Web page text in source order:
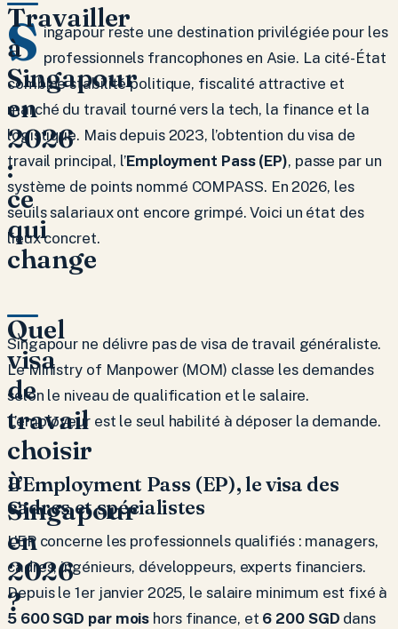
Travailler
à
Singapour
en
2026
:
ce
qui
change
S ingapour reste une destination privilégiée pour les
professionnels francophones en Asie. La cité-État
combine stabilité politique, fiscalité attractive et
marché du travail tourné vers la tech, la finance et la
logistique. Mais depuis 2023, l’obtention du visa de
travail principal, l’Employment Pass (EP), passe par un
système de points nommé COMPASS. En 2026, les
seuils salariaux ont encore grimpé. Voici un état des
lieux concret.
Quel
visa
de
travail
choisir
à
Singapour
en
2026
?
Singapour ne délivre pas de visa de travail généraliste.
Le Ministry of Manpower (MOM) classe les demandes
selon le niveau de qualification et le salaire.
L’employeur est le seul habilité à déposer la demande.
L’Employment Pass (EP), le visa des
cadres et spécialistes
L’EP concerne les professionnels qualifiés : managers,
cadres, ingénieurs, développeurs, experts financiers.
Depuis le 1er janvier 2025, le salaire minimum est fixé à
5 600 SGD par mois hors finance, et 6 200 SGD dans